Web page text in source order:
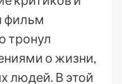
фильм
тронул
о жизни,
людей. В этой